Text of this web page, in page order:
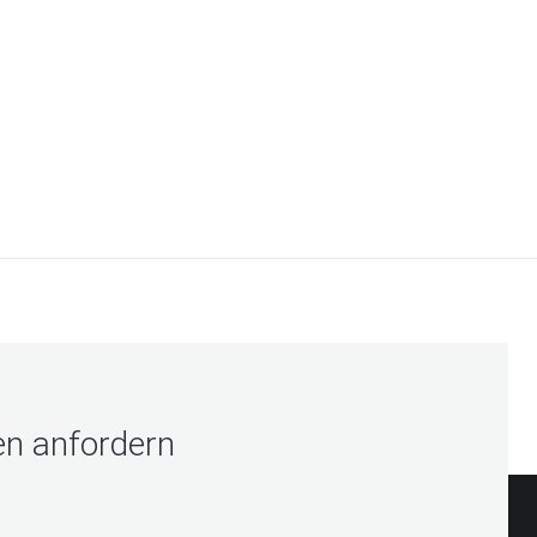
anfordern